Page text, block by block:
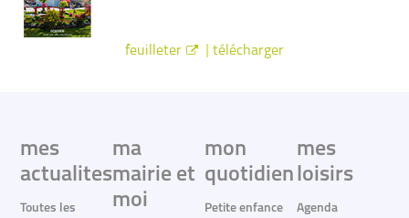
feuilleter télécharger
mes
actualites
Toutes les
ma
mairie et
moi
mon
quotidien
Petite enfance
mes
loisirs
Agenda